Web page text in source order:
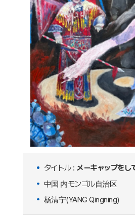
タイトル : メーキャップを
中国 内モンゴル自治区
杨清宁(YANG Qingning)